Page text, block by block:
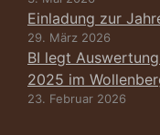
Einladung zur
29. März 2026
BI legt
2025 im
23. Februar 2026